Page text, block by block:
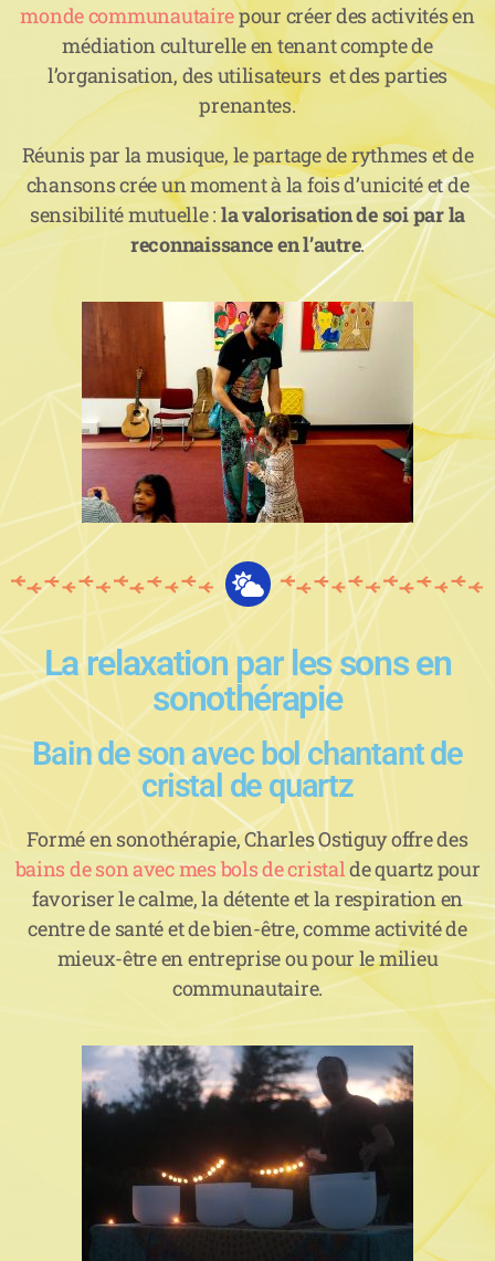
monde communautairepour créer des activités en
médiation culturelle en tenant compte de
l’organisation, des utilisateurs et des parties
prenantes.
Réunis par la musique, le partage de rythmes et de
chansons crée un moment à la fois d’unicité et de
sensibilité mutuelle : la valorisation de soi par la
reconnaissance en l’autre.
La relaxation par les sons en
sonothérapie
Bain de son avec bol chantant de
cristal de quartz
Formé en sonothérapie, Charles Ostiguy offre des
bains de son avec mes bols de cristalde quartz pour
favoriser le calme, la détente et la respiration en
centre de santé et de bien-être, comme activité de
mieux-être en entreprise ou pour le milieu
communautaire.